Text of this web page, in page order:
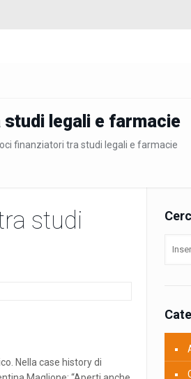
studi legali e farmacie
finanziatori tra studi legali e farmacie
studi
Nella case history di